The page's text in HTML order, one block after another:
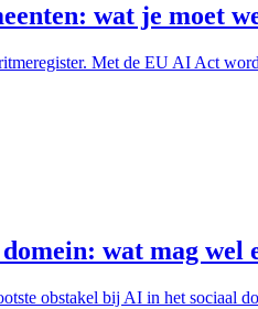
wat je moet
Met de EU AI Act
wat mag wel
obstakel bij AI in het